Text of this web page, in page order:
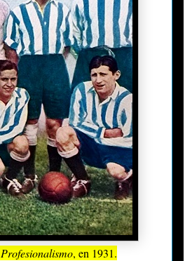
Profesionalismo, en 1931.